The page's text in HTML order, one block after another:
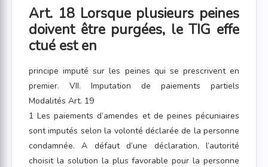
Art. 18 Lorsque plusieurs peines
doivent être purgées, le TIG effe
ctué est en
principe imputé sur les peines qui se prescrivent en
premier. VII. Imputation de paiements partiels
Modalités Art. 19
1 Les paiements d’amendes et de peines pécuniaires
sont imputés selon la volonté déclarée de la personne
condamnée. A défaut d’une déclaration, l’autorité
choisit la solution la plus favorable pour la personne